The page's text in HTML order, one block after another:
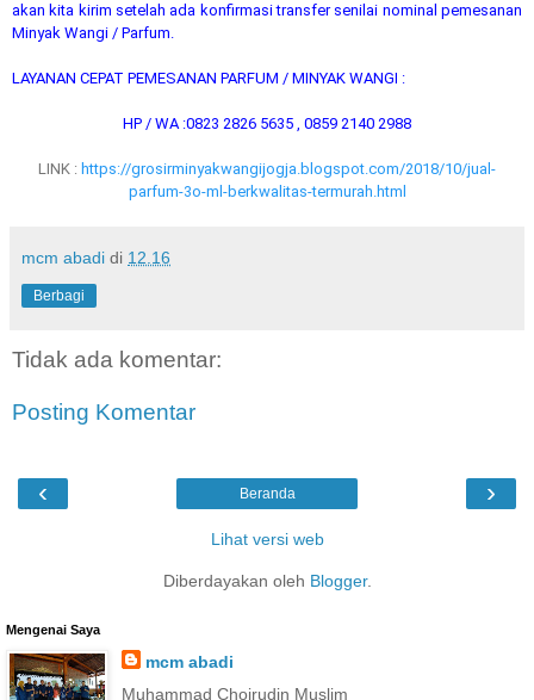
akan kita kirim setelah ada konfirmasi transfer senilai nominal pemesanan
Minyak Wangi / Parfum.
LAYANAN CEPAT PEMESANAN PARFUM / MINYAK WANGI :
HP / WA :0823 2826 5635 , 0859 2140 2988
LINK : https://grosirminyakwangijogja.blogspot.com/2018/10/jual-
parfum-3o-ml-berkwalitas-termurah.html
mcm abadi di 12.16
Berbagi
Tidak ada komentar:
Posting Komentar
‹ ›
Beranda
Lihat versi web
Diberdayakan oleh Blogger.
Mengenai Saya
mcm abadi
Muhammad Choirudin Muslim